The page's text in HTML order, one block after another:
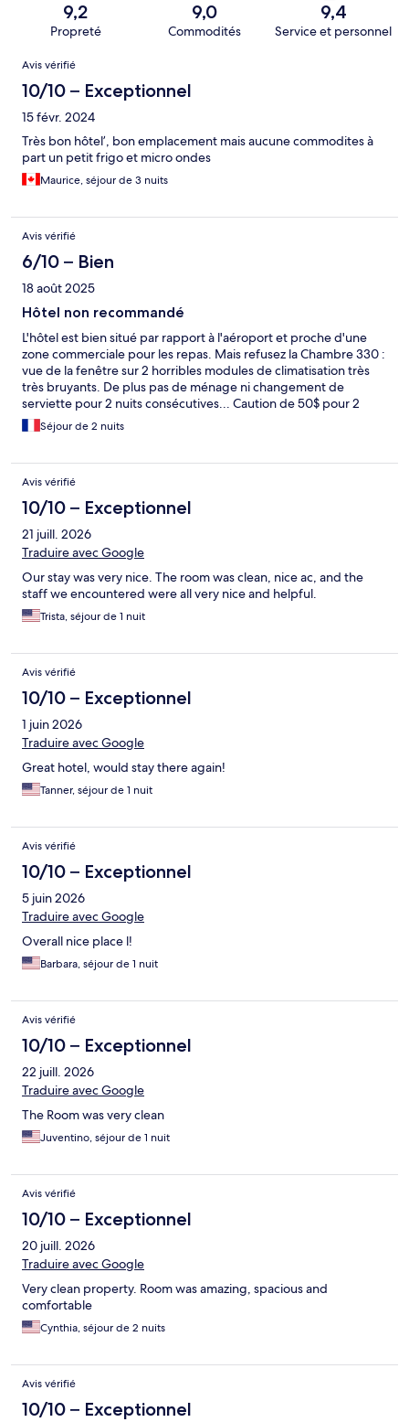
9,2
Propreté
9,0
Commodités
9,4
Service et personnel
Avis
Avis vérifié
10/10 – Exceptionnel
15 févr. 2024
Très bon hôtel’, bon emplacement mais aucune commodites à
part un petit frigo et micro ondes
Maurice, séjour de 3 nuits
Avis vérifié
6/10 – Bien
18 août 2025
Hôtel non recommandé
L'hôtel est bien situé par rapport à l'aéroport et proche d'une
zone commerciale pour les repas. Mais refusez la Chambre 330 :
vue de la fenêtre sur 2 horribles modules de climatisation très
très bruyants. De plus pas de ménage ni changement de
serviette pour 2 nuits consécutives... Caution de 50$ pour 2
nuits recréditée sur notre carte plie poil 1 mois après la 1ere nuit
passée à Phoenix !! Très pratique qd on est déjà rentré en
sous 3/4 jours sur plus de 10 hôtels différents lors de notre
séjour dans l'ouest américain (on nous avait dit lors du check out
qu'on le récupérerait sous 7 à 10 jours - ce qui est déjà en soi très
long...). Aucun souci avec d'autres hôtels de cette chaine dans
d'autres villes...
Séjour de 2 nuits
Avis vérifié
10/10 – Exceptionnel
21 juill. 2026
Traduire avec Google
Our stay was very nice. The room was clean, nice ac, and the
staff we encountered were all very nice and helpful.
Trista, séjour de 1 nuit
Avis vérifié
10/10 – Exceptionnel
1 juin 2026
Traduire avec Google
Great hotel, would stay there again!
Tanner, séjour de 1 nuit
Avis vérifié
10/10 – Exceptionnel
5 juin 2026
Traduire avec Google
Overall nice place l!
Barbara, séjour de 1 nuit
Avis vérifié
10/10 – Exceptionnel
22 juill. 2026
Traduire avec Google
The Room was very clean
Juventino, séjour de 1 nuit
Avis vérifié
10/10 – Exceptionnel
20 juill. 2026
Traduire avec Google
Very clean property. Room was amazing, spacious and
comfortable
Cynthia, séjour de 2 nuits
Avis vérifié
10/10 – Exceptionnel